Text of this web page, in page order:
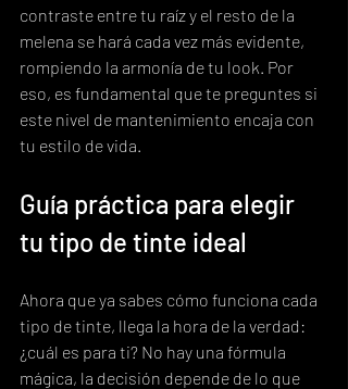
contraste entre tu raíz y el resto de la
melena se hará cada vez más evidente,
rompiendo la armonía de tu look. Por
eso, es fundamental que te preguntes si
este nivel de mantenimiento encaja con
tu estilo de vida.
Guía práctica para elegir
tu tipo de tinte ideal
Ahora que ya sabes cómo funciona cada
tipo de tinte, llega la hora de la verdad:
¿cuál es para ti? No hay una fórmula
mágica, la decisión depende de lo que